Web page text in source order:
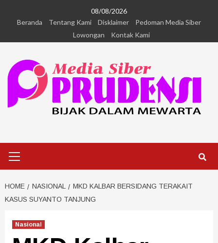
08/08/2026
Beranda
Tentang Kami Disklaimer
Pedoman Media Siber
Lowongan
Kontak Kami
HOME NASIONAL
MKD KALBAR BERSIDANG TERAKAIT
KASUS SUYANTO TANJUNG
Nasional